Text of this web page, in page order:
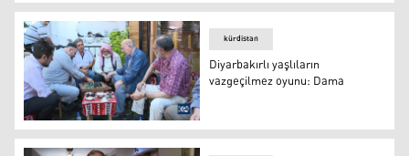
Diyarbakırlı yaşlıların vazgeçilmez oyunu: Dama
kürdistan
Diyarbakırlı yaşlıların
vazgeçilmez oyunu: Dama